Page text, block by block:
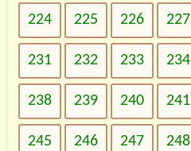
224 225 226 227
231 232 233 234
238 239 240 241
245 246 247 248